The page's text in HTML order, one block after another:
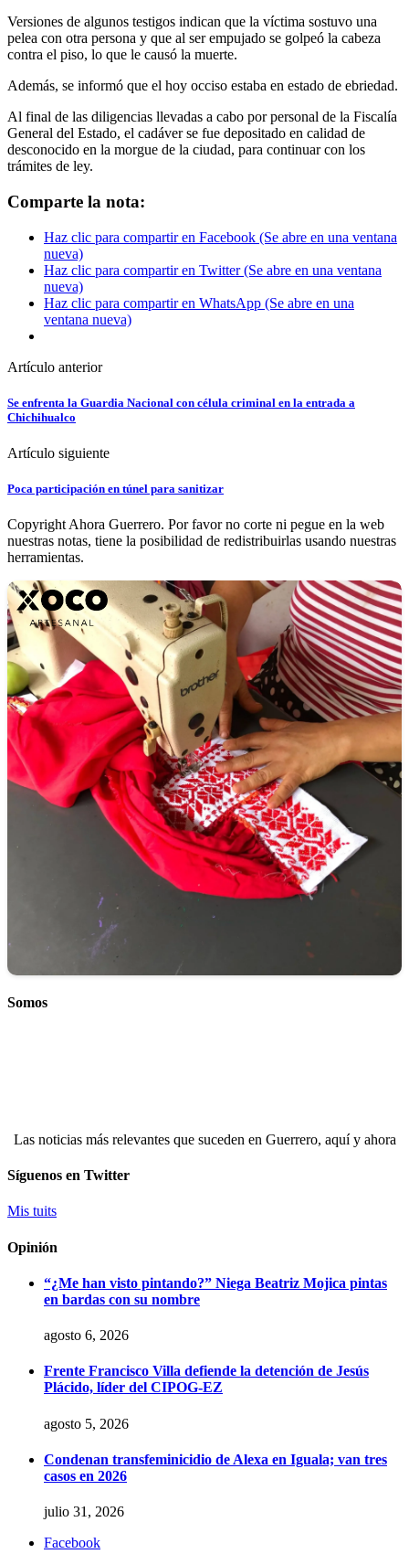
Versiones de algunos testigos indican que la víctima sostuvo una
pelea con otra persona y que al ser empujado se golpeó la cabeza
contra el piso, lo que le causó la muerte.
Además, se informó que el hoy occiso estaba en estado de ebriedad.
Al final de las diligencias llevadas a cabo por personal de la Fiscalía
General del Estado, el cadáver se fue depositado en calidad de
desconocido en la morgue de la ciudad, para continuar con los
trámites de ley.
Comparte la nota:
Haz clic para compartir en Facebook (Se abre en una ventana
nueva)
Haz clic para compartir en Twitter (Se abre en una ventana
nueva)
Haz clic para compartir en WhatsApp (Se abre en una
ventana nueva)
Artículo anterior
Se enfrenta la Guardia Nacional con célula criminal en la entrada a
Chichihualco
Artículo siguiente
Poca participación en túnel para sanitizar
Copyright Ahora Guerrero. Por favor no corte ni pegue en la web
nuestras notas, tiene la posibilidad de redistribuirlas usando nuestras
herramientas.
Somos
Las noticias más relevantes que suceden en Guerrero, aquí y ahora
Síguenos en Twitter
Mis tuits
Opinión
“¿Me han visto pintando?” Niega Beatriz Mojica pintas
en bardas con su nombre
agosto 6, 2026
Frente Francisco Villa defiende la detención de Jesús
Plácido, líder del CIPOG-EZ
agosto 5, 2026
Condenan transfeminicidio de Alexa en Iguala; van tres
casos en 2026
julio 31, 2026
Facebook